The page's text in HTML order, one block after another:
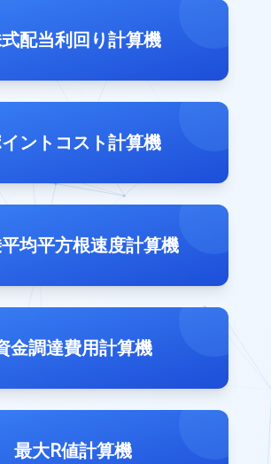
配当利回り計算機
ントコスト計算機
均平方根速度計算機
金調達費用計算機
最大R値計算機